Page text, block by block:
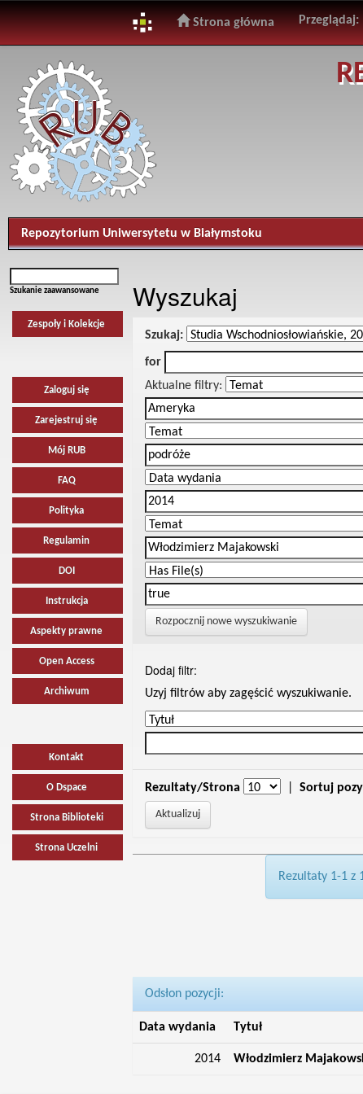
navigation
Strona główna Przeglądaj:
Repozytorium Uniwersytetu w Białymstoku
Szukanie zaawansowane
Zespoły i Kolekcje
Zaloguj się
Zarejestruj się
Mój RUB
FAQ
Polityka
Regulamin
DOI
Instrukcja
Aspekty prawne
Open Access
Archiwum
Kontakt
O Dspace
Strona Biblioteki
Strona Uczelni
Wyszukaj
Szukaj:
for
Aktualne filtry:
Rozpocznij nowe wyszukiwanie
Dodaj filtr:
Uzyj filtrów aby zagęścić wyszukiwanie.
Rezultaty/Strona Sortuj
Rezultaty 1-1 z
Odsłon pozycji:
Data wydania Tytuł
2014 Włodzimierz